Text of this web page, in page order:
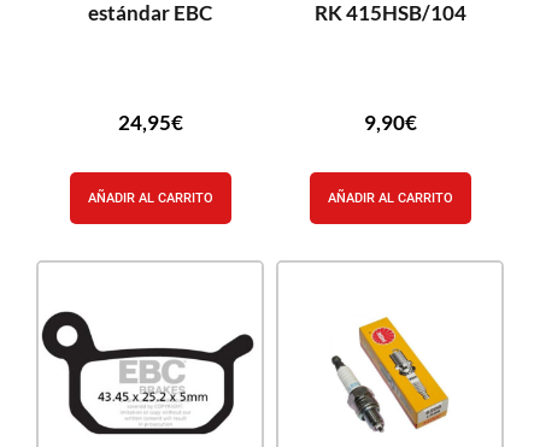
estándar EBC
24,95€
AÑADIR AL CARRITO
RK 415HSB/104
9,90€
AÑADIR AL CARRITO